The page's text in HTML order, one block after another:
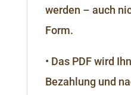
werden – auch
Form.
• Das PDF wird
Bezahlung und